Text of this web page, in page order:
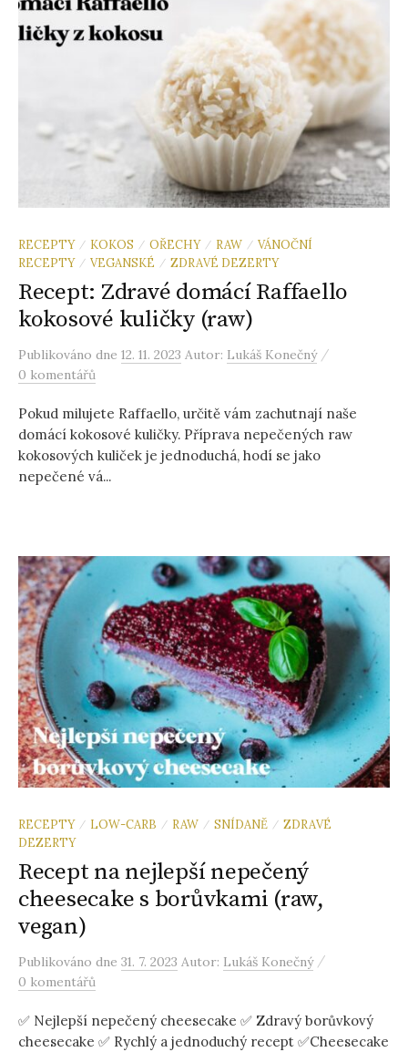
RECEPTY / KOKOS / OŘECHY / RAW / VÁNOČNÍ
RECEPTY / VEGANSKÉ / ZDRAVÉ DEZERTY
Recept: Zdravé domácí Raffaello
kokosové kuličky (raw)
Publikováno dne 12. 11. 2023 Autor: Lukáš Konečný /
0 komentářů
Pokud milujete Raffaello, určitě vám zachutnají naše
domácí kokosové kuličky. Příprava nepečených raw
kokosových kuliček je jednoduchá, hodí se jako
nepečené vá...
RECEPTY / LOW-CARB / RAW / SNÍDANĚ / ZDRAVÉ
DEZERTY
Recept na nejlepší nepečený
cheesecake s borůvkami (raw,
vegan)
Publikováno dne 31. 7. 2023 Autor: Lukáš Konečný /
0 komentářů
✅ Nejlepší nepečený cheesecake ✅ Zdravý borůvkový
cheesecake ✅ Rychlý a jednoduchý recept ✅Cheesecake